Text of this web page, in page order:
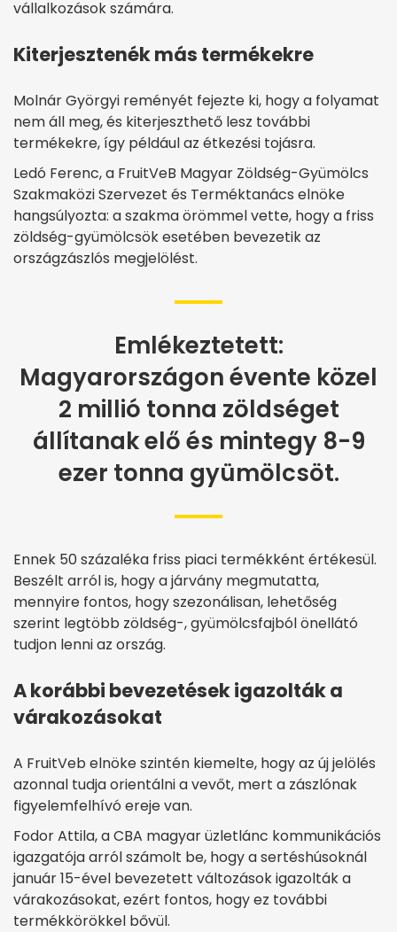
vállalkozások számára.
Kiterjesztenék más termékekre
Molnár Györgyi reményét fejezte ki, hogy a folyamat
nem áll meg, és kiterjeszthető lesz további
termékekre, így például az étkezési tojásra.
Ledó Ferenc, a FruitVeB Magyar Zöldség-Gyümölcs
Szakmaközi Szervezet és Terméktanács elnöke
hangsúlyozta: a szakma örömmel vette, hogy a friss
zöldség-gyümölcsök esetében bevezetik az
országzászlós megjelölést.
Emlékeztetett:
Magyarországon évente közel
2 millió tonna zöldséget
állítanak elő és mintegy 8-9
ezer tonna gyümölcsöt.
Ennek 50 százaléka friss piaci termékként értékesül.
Beszélt arról is, hogy a járvány megmutatta,
mennyire fontos, hogy szezonálisan, lehetőség
szerint legtöbb zöldség-, gyümölcsfajból önellátó
tudjon lenni az ország.
A korábbi bevezetések igazolták a
várakozásokat
A FruitVeb elnöke szintén kiemelte, hogy az új jelölés
azonnal tudja orientálni a vevőt, mert a zászlónak
figyelemfelhívó ereje van.
Fodor Attila, a CBA magyar üzletlánc kommunikációs
igazgatója arról számolt be, hogy a sertéshúsoknál
január 15-ével bevezetett változások igazolták a
várakozásokat, ezért fontos, hogy ez további
termékkörökkel bővül.